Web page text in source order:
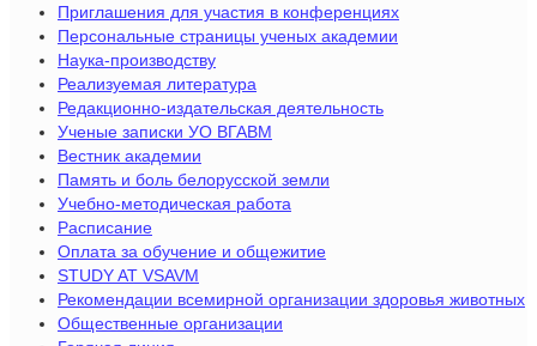
Приглашения для участия в конференциях
Персональные страницы ученых академии
Наука-производству
Реализуемая литература
Редакционно-издательская деятельность
Ученые записки УО ВГАВМ
Вестник академии
Память и боль белорусской земли
Учебно-методическая работа
Расписание
Оплата за обучение и общежитие
STUDY AT VSAVM
Рекомендации всемирной организации здоровья животных
Общественные организации